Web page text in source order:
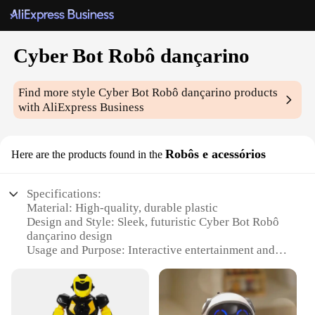
Cyber Bot Robô dançarino
Find more styleCyber Bot Robô dançarino products
with AliExpress Business
Here are the products found in the Robôs e acessórios
Specifications:
Material: High-quality, durable plastic
Design and Style: Sleek, futuristic Cyber Bot Robô
dançarino design
Usage and Purpose: Interactive entertainment and
Performance and Property: Responsive motion and
lighting effects
Parts and Accessories: Comes with a set of